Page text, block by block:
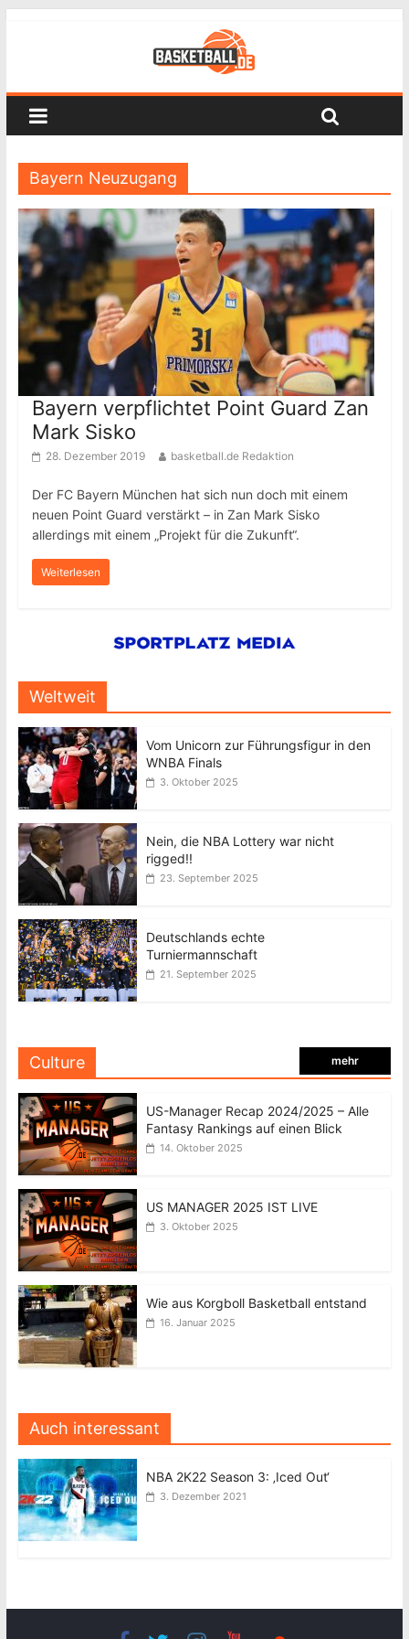
Bayern Neuzugang
Bayern verpflichtet Point Guard Zan
Mark Sisko
28. Dezember 2019 basketball.de Redaktion
Der FC Bayern München hat sich nun doch mit einem
neuen Point Guard verstärkt – in Zan Mark Sisko
allerdings mit einem „Projekt für die Zukunft“.
Weiterlesen
Weltweit
Vom Unicorn zur Führungsfigur in den
WNBA Finals
3. Oktober 2025
Nein, die NBA Lottery war nicht
rigged!!
23. September 2025
Deutschlands echte
Turniermannschaft
21. September 2025
Culture mehr
US-Manager Recap 2024/2025 – Alle
Fantasy Rankings auf einen Blick
14. Oktober 2025
US MANAGER 2025 IST LIVE
3. Oktober 2025
Wie aus Korgboll Basketball entstand
16. Januar 2025
Auch interessant
NBA 2K22 Season 3: ‚Iced Out‘
3. Dezember 2021